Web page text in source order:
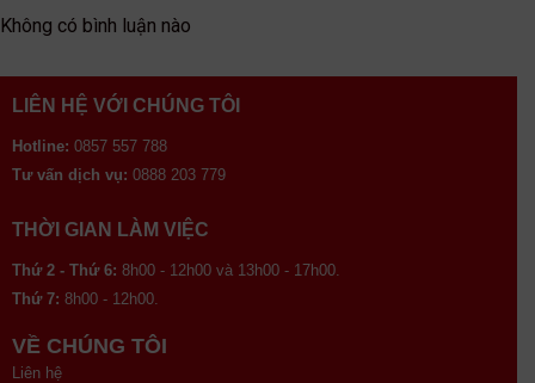
Không có bình luận nào
LIÊN HỆ VỚI CHÚNG TÔI
Hotline: 0857 557 788
Tư vấn dịch vụ: 0888 203 779
THỜI GIAN LÀM VIỆC
Thứ 2 - Thứ 6: 8h00 - 12h00 và 13h00 - 17h00.
Thứ 7: 8h00 - 12h00.
VỀ CHÚNG TÔI
Liên hệ